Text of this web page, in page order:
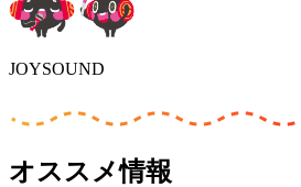
JOYSOUND
オススメ情報